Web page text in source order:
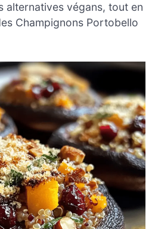
alternatives végans, tout en
Champignons Portobello